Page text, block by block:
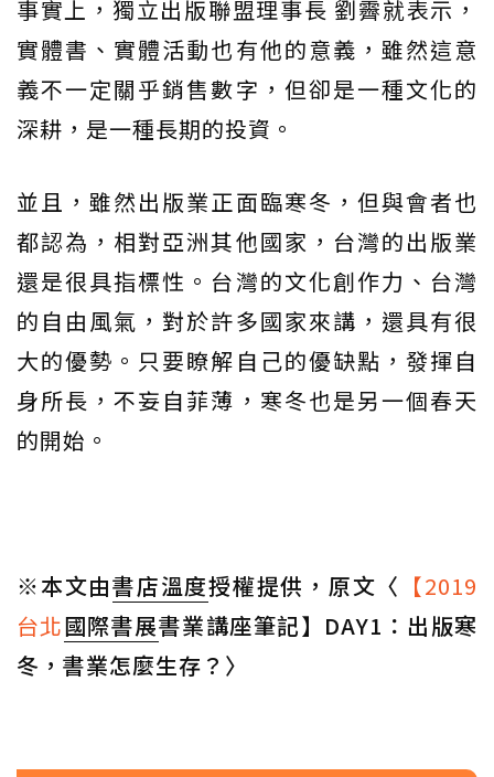
事實上，獨立出版聯盟理事長 劉霽就表示，
實體書、實體活動也有他的意義，雖然這意
義不一定關乎銷售數字，但卻是一種文化的
深耕，是一種長期的投資。
並且，雖然出版業正面臨寒冬，但與會者也
都認為，相對亞洲其他國家，台灣的出版業
還是很具指標性。台灣的文化創作力、台灣
的自由風氣，對於許多國家來講，還具有很
大的優勢。只要瞭解自己的優缺點，發揮自
身所長，不妄自菲薄，寒冬也是另一個春天
的開始。
※本文由書店溫度授權提供，原文〈 【2019
台北國際書展書業講座筆記】DAY1：出版寒
冬，書業怎麼生存？〉